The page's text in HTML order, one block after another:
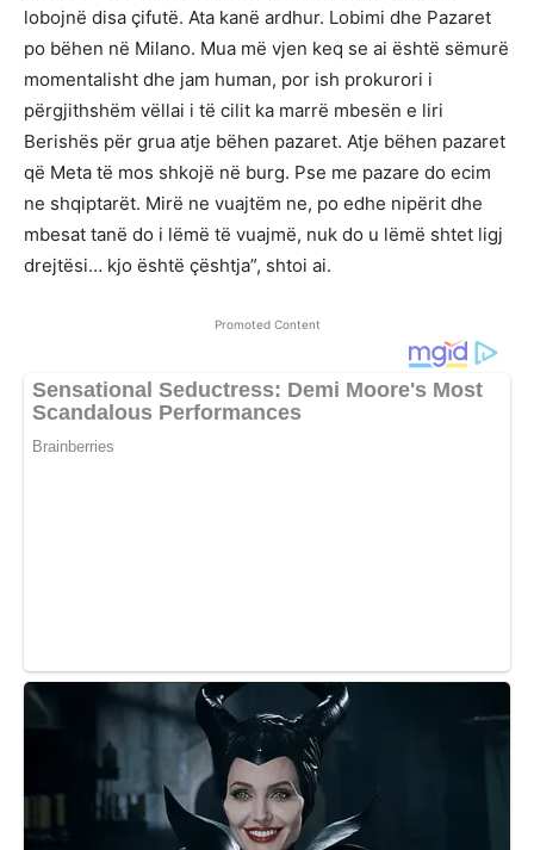
lobojnë disa çifutë. Ata kanë ardhur. Lobimi dhe Pazaret
po bëhen në Milano. Mua më vjen keq se ai është sëmurë
momentalisht dhe jam human, por ish prokurori i
përgjithshëm vëllai i të cilit ka marrë mbesën e liri
Berishës për grua atje bëhen pazaret. Atje bëhen pazaret
që Meta të mos shkojë në burg. Pse me pazare do ecim
ne shqiptarët. Mirë ne vuajtëm ne, po edhe nipërit dhe
mbesat tanë do i lëmë të vuajmë, nuk do u lëmë shtet ligj
drejtësi… kjo është çështja”, shtoi ai.
Promoted Content